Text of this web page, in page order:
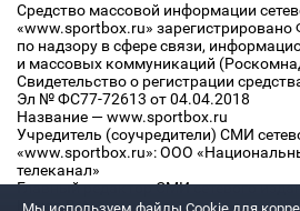
Средство массовой информации
«www.sportbox.ru»
по надзору в сфере связи,
и массовых коммуникаций
Свидетельство о регистрации
Эл № ФС77-72613 от 04.04.2018
Название — www.sportbox.ru
Учредитель (соучредители) СМИ
«www.sportbox.ru»: ООО
телеканал»
Главный редактор СМИ сетевого
Конов В.А.